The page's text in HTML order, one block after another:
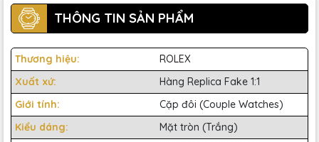
THÔNG TIN SẢN PHẨM
Thương hiệu:
ROLEX
Xuất xứ:
Hàng Replica Fake 1:1
Giới tính:
Cặp đôi (Couple Watches)
Kiểu dáng:
Mặt tròn (Trắng)